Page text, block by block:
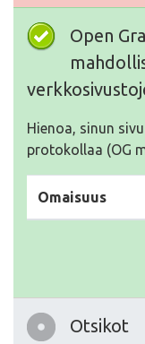
Open
Hienoa, sinun
protokollaa (OG
Omaisuus
Otsikot